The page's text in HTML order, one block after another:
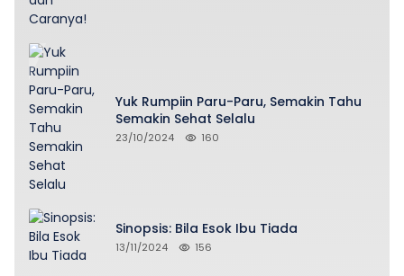
Yuk Rumpiin Paru-Paru, Semakin Tahu
Semakin Sehat Selalu
23/10/2024 160
Sinopsis: Bila Esok Ibu Tiada
13/11/2024 156